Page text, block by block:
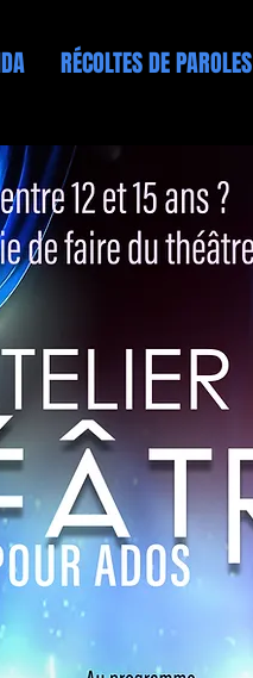
RÉCOLTES DE PAROLES